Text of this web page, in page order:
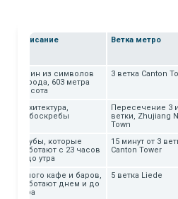
Описание Ветка метро
Один из символов
города, 603 метра
высота
3 ветка Canton
Архитектура,
небоскребы
Пересечение 3
ветки, Zhujiang
Town
Клубы, которые
работают с 23 часов
и до утра
15 минут от 3
Canton Tower
Много кафе и баров,
работают днем и до
утра
5 ветка Liede